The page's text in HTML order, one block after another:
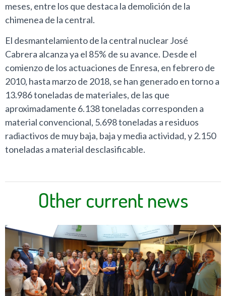
meses, entre los que destaca la demolición de la
chimenea de la central.
El desmantelamiento de la central nuclear José
Cabrera alcanza ya el 85% de su avance. Desde el
comienzo de los actuaciones de Enresa, en febrero de
2010, hasta marzo de 2018, se han generado en torno a
13.986 toneladas de materiales, de las que
aproximadamente 6.138 toneladas corresponden a
material convencional, 5.698 toneladas a residuos
radiactivos de muy baja, baja y media actividad, y 2.150
toneladas a material desclasificable.
Other current news